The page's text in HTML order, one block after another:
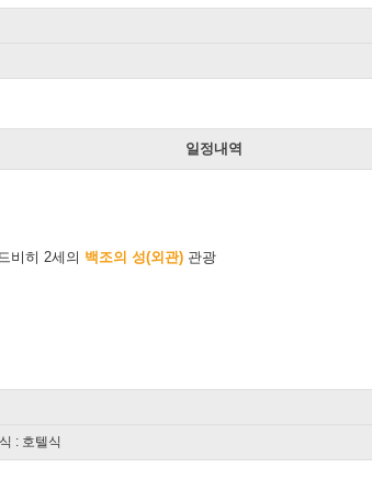
일정내역
비히 2세의 백조의 성(외관) 관광
: 호텔식